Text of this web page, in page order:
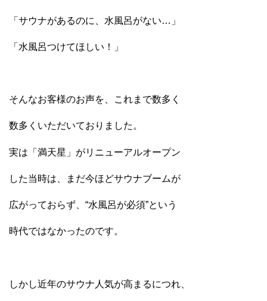
「サウナがあるのに、水風呂がない…」
「水風呂つけてほしい！」
そんなお客様のお声を、これまで数多く
数多くいただいておりました。
実は「満天星」がリニューアルオープン
した当時は、まだ今ほどサウナブームが
広がっておらず、“水風呂が必須”という
時代ではなかったのです。
しかし近年のサウナ人気が高まるにつれ、